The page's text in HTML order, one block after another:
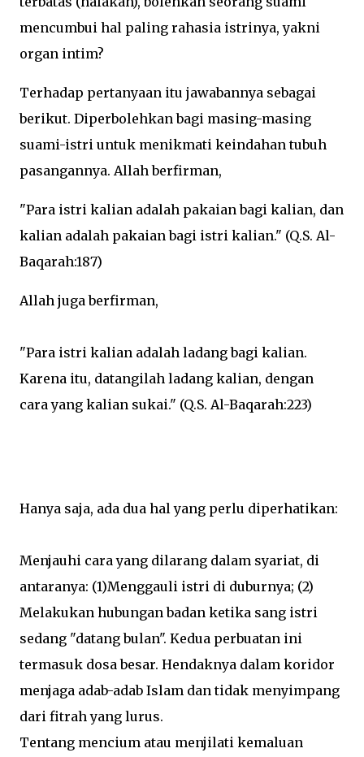
mencumbui hal paling rahasia istrinya, yakni
organ intim?
Terhadap pertanyaan itu jawabannya sebagai
berikut. Diperbolehkan bagi masing-masing
suami-istri untuk menikmati keindahan tubuh
pasangannya. Allah berfirman,
"Para istri kalian adalah pakaian bagi kalian, dan
kalian adalah pakaian bagi istri kalian." (Q.S. Al-
Baqarah:187)
Allah juga berfirman,
"Para istri kalian adalah ladang bagi kalian.
Karena itu, datangilah ladang kalian, dengan
cara yang kalian sukai." (Q.S. Al-Baqarah:223)
Hanya saja, ada dua hal yang perlu diperhatikan:
Menjauhi cara yang dilarang dalam syariat, di
antaranya: (1)Menggauli istri di duburnya; (2)
Melakukan hubungan badan ketika sang istri
sedang "datang bulan". Kedua perbuatan ini
termasuk dosa besar. Hendaknya dalam koridor
menjaga adab-adab Islam dan tidak menyimpang
dari fitrah yang lurus.
Tentang mencium atau menjilati kemaluan